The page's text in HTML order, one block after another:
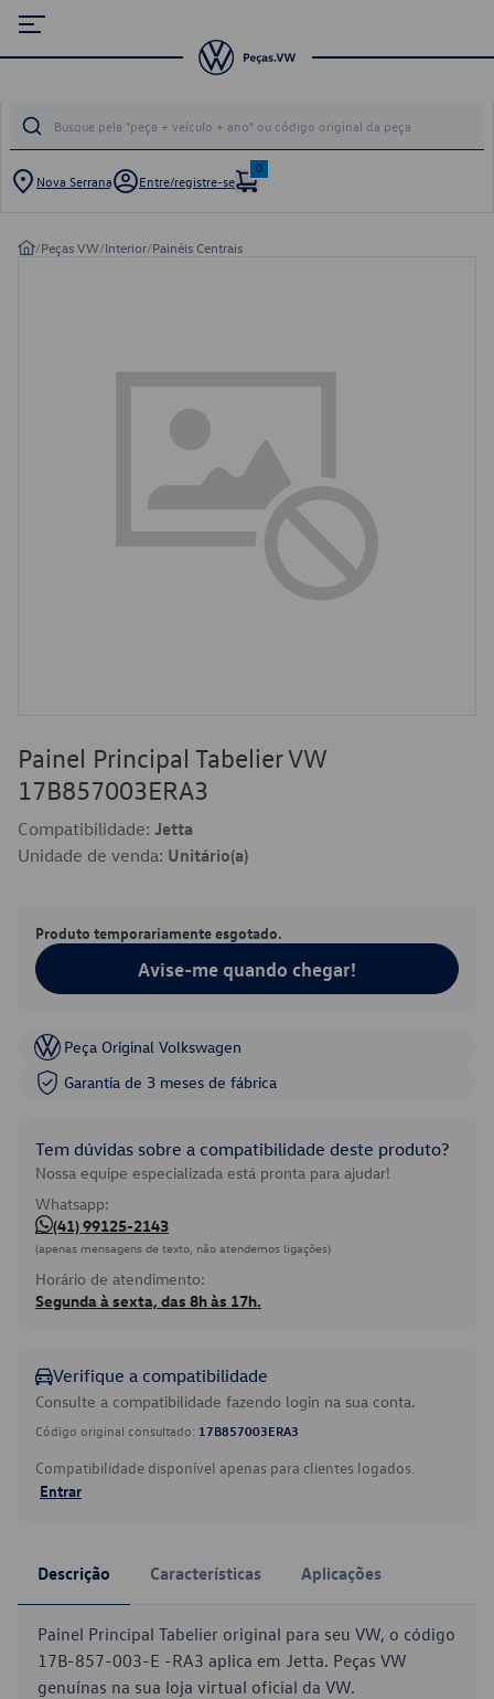
Nova Serrana Entre/registre-se
0
/Peças VW/Interior/Painéis Centrais
Painel Principal Tabelier VW
17B857003ERA3
Compatibilidade: Jetta
Unidade de venda: Unitário(a)
Produto temporariamente esgotado.
Avise-me quando chegar!
Peça Original Volkswagen
Garantia de 3 meses de fábrica
Tem dúvidas sobre a compatibilidade deste produto?
Nossa equipe especializada está pronta para ajudar!
Whatsapp:
(41) 99125-2143
(apenas mensagens de texto, não atendemos ligações)
Horário de atendimento:
Segunda à sexta, das 8h às 17h.
Verifique a compatibilidade
Consulte a compatibilidade fazendo login na sua conta.
Código original consultado: 17B857003ERA3
Compatibilidade disponível apenas para clientes logados.
Entrar
Descrição Características Aplicações
Painel Principal Tabelier original para seu VW, o código
17B-857-003-E -RA3 aplica em Jetta. Peças VW
genuínas na sua loja virtual oficial da VW.